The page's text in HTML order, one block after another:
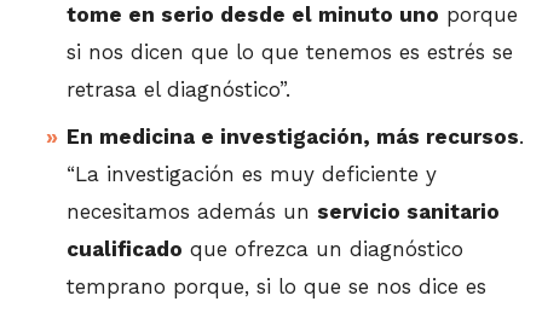
tome en serio desde el minuto uno porque
si nos dicen que lo que tenemos es estrés se
retrasa el diagnóstico”.
En medicina e investigación, más recursos.
“La investigación es muy deficiente y
necesitamos además un servicio sanitario
cualificado que ofrezca un diagnóstico
temprano porque, si lo que se nos dice es